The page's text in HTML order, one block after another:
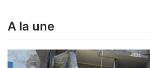
A la une